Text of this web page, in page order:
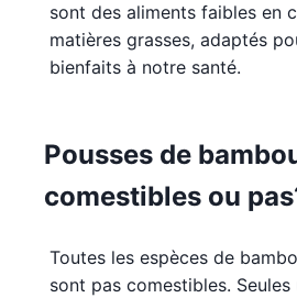
sont des aliments faibles en
matières grasses, adaptés
bienfaits à notre santé.
Pousses de
comestibles ou
Toutes les espèces de
sont pas comestibles.